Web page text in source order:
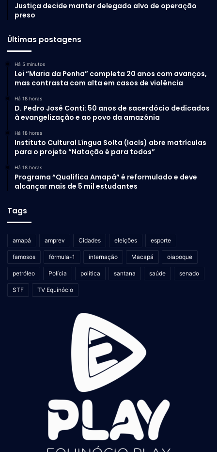
Justiça decide manter delegado alvo de operação
preso
Últimas postagens
Há 5 minutos
Lei “Maria da Penha” completa 20 anos com avanços,
mas contrasta com alta em casos de violência
Há 18 horas
D. Pedro José Conti: 50 anos de sacerdócio dedicados
à evangelização e ao povo da amazônia
Há 18 horas
Instituto Cultural Língua Solta (Iacls) abre matrículas
para o projeto “Natação é para todos”
Há 18 horas
Programa “Qualifica Amapá” é reformulado e deve
alcançar mais de 5 mil estudantes
Tags
amapá amprev Cidades eleições esporte
famosos fórmula-1 internação Macapá oiapoque
petróleo Polícia política santana saúde senado
STF TV Equinócio